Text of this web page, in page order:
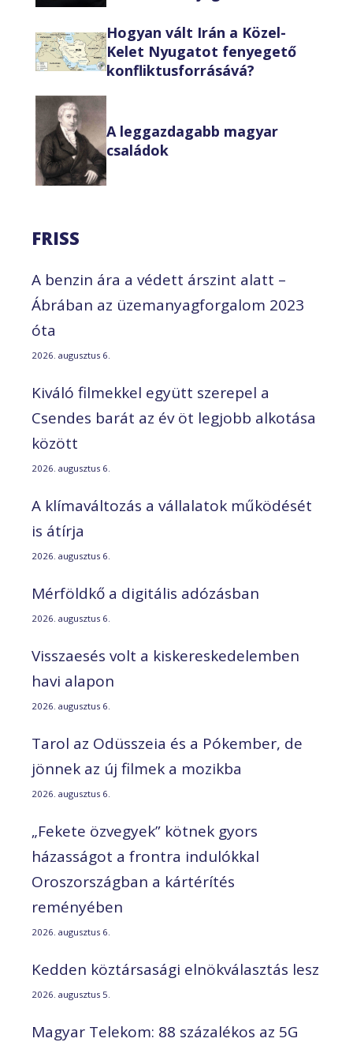
Hogyan vált Irán a Közel-
Kelet Nyugatot fenyegető
konfliktusforrásává?
A leggazdagabb magyar
családok
FRISS
A benzin ára a védett árszint alatt –
Ábrában az üzemanyagforgalom 2023
óta
2026. augusztus 6.
Kiváló filmekkel együtt szerepel a
Csendes barát az év öt legjobb alkotása
között
2026. augusztus 6.
A klímaváltozás a vállalatok működését
is átírja
2026. augusztus 6.
Mérföldkő a digitális adózásban
2026. augusztus 6.
Visszaesés volt a kiskereskedelemben
havi alapon
2026. augusztus 6.
Tarol az Odüsszeia és a Pókember, de
jönnek az új filmek a mozikba
2026. augusztus 6.
„Fekete özvegyek” kötnek gyors
házasságot a frontra indulókkal
Oroszországban a kártérítés
reményében
2026. augusztus 6.
Kedden köztársasági elnökválasztás lesz
2026. augusztus 5.
Magyar Telekom: 88 százalékos az 5G